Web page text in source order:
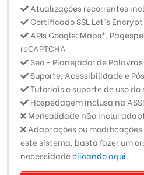
Atualizações recorrentes
Certificado SSL Let's Encrypt
APIs Google: Maps*,
reCAPTCHA
Seo - Planejador de
Suporte, Acessibilidade e
Tutoriais e suporte de uso do
Hospedagem inclusa na
Mensalidade não inclui
Adaptações ou
este sistema, basta fazer um
necessidadeclicando aqui.